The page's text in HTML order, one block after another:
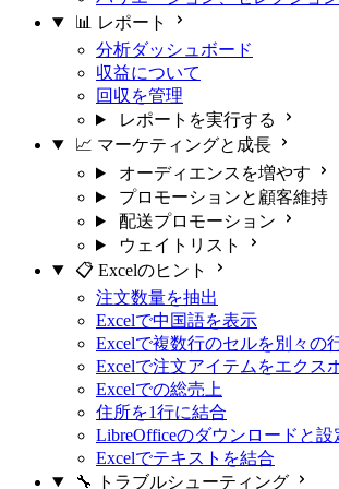
📊 レポート
分析ダッシュボード
収益について
回収を管理
レポートを実行する
📈 マーケティングと成長
オーディエンスを増やす
プロモーションと顧客維持
配送プロモーション
ウェイトリスト
📋 Excelのヒント
注文数量を抽出
Excelで中国語を表示
Excelで複数行のセルを別々の
Excelで注文アイテムをエクス
Excelでの総売上
住所を1行に結合
LibreOfficeのダウンロードと設
Excelでテキストを結合
🔧 トラブルシューティング